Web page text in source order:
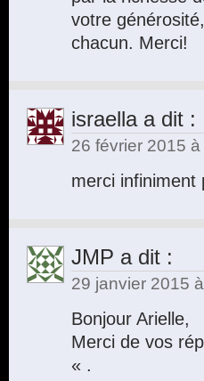
votre
chacun. Merci!
israellaa dit :
26 février 2015
merci infiniment
JMP a dit :
29 janvier 2015
Bonjour Arielle,
Merci de vos
« .